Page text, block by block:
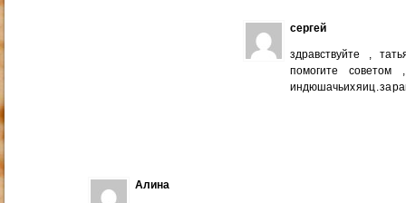
сергей
здравствуйте ,
помогите
индюшачьих яиц . за
Алина